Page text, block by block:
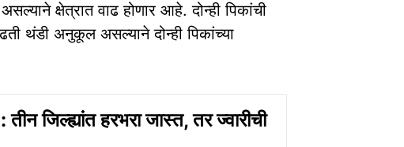
क्षेत्रात वाढ होणार आहे. दोन्ही पिकांची
थंडी अनुकूल असल्याने दोन्ही पिकांच्या
जिल्ह्यांत हरभरा जास्त, तर ज्वारीची